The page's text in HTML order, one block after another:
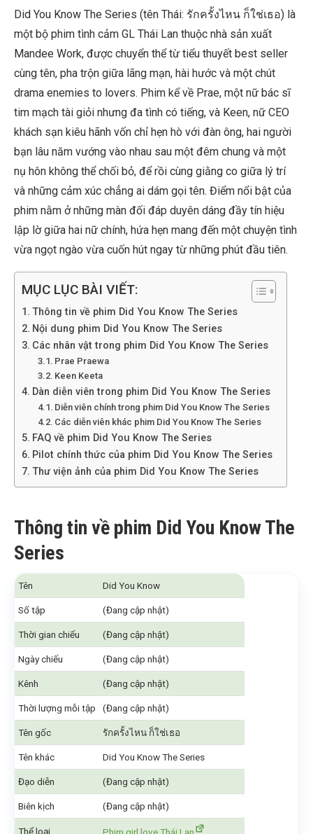
Did You Know The Series (tên Thái: รักครั้งไหน ก็ใช่เธอ) là
một bộ phim tình cảm GL Thái Lan thuộc nhà sản xuất
Mandee Work, được chuyển thể từ tiểu thuyết best seller
cùng tên, pha trộn giữa lãng mạn, hài hước và một chút
drama enemies to lovers. Phim kể về Prae, một nữ bác sĩ
tim mạch tài giỏi nhưng đa tình có tiếng, và Keen, nữ CEO
khách sạn kiêu hãnh vốn chỉ hẹn hò với đàn ông, hai người
bạn lâu năm vướng vào nhau sau một đêm chung và một
nụ hôn không thể chối bỏ, để rồi cùng giằng co giữa lý trí
và những cảm xúc chẳng ai dám gọi tên. Điểm nổi bật của
phim nằm ở những màn đối đáp duyên dáng đầy tín hiệu
lập lờ giữa hai nữ chính, hứa hẹn mang đến một chuyện tình
vừa ngọt ngào vừa cuốn hút ngay từ những phút đầu tiên.
MỤC LỤC BÀI VIẾT:
Thông tin về phim Did You Know The Series
Nội dung phim Did You Know The Series
Các nhân vật trong phim Did You Know The Series
Prae Praewa
Keen Keeta
Dàn diễn viên trong phim Did You Know The Series
Diễn viên chính trong phim Did You Know The Series
Các diễn viên khác phim Did You Know The Series
FAQ về phim Did You Know The Series
Pilot chính thức của phim Did You Know The Series
Thư viện ảnh của phim Did You Know The Series
Thông tin về phim Did You Know The
Series
Tên Did You Know
Số tập (Đang cập nhật)
Thời gian chiếu (Đang cập nhật)
Ngày chiếu (Đang cập nhật)
Kênh (Đang cập nhật)
Thời lượng mỗi tập (Đang cập nhật)
Tên gốc รักครั้งไหน ก็ใช่เธอ
Tên khác Did You Know The Series
Đạo diễn (Đang cập nhật)
Biên kịch (Đang cập nhật)
Thể loại